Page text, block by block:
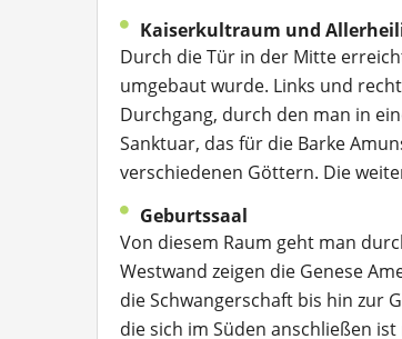
Kaiserkultraum und
Durch die Tür in der Mitte
umgebaut wurde. Links und
Durchgang, durch den man in
Sanktuar, das für die Barke
verschiedenen Göttern. Die
Geburtssaal
Von diesem Raum geht man
Westwand zeigen die Genese
die Schwangerschaft bis hin zur
die sich im Süden anschließen